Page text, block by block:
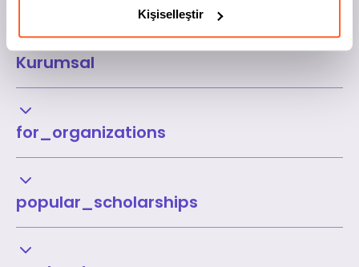
Kişiselleştir
Kurumsal
for_organizations
popular_scholarships